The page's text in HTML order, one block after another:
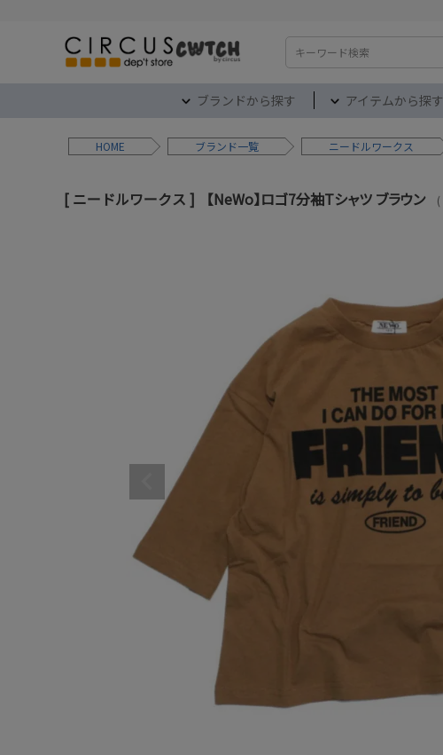
検索
ブランドから探す アイテムから探す
HOME ブランド ニードルワークス
ニードルワークス 【NeWo】ロゴ7分袖Tシャツ ブラウン